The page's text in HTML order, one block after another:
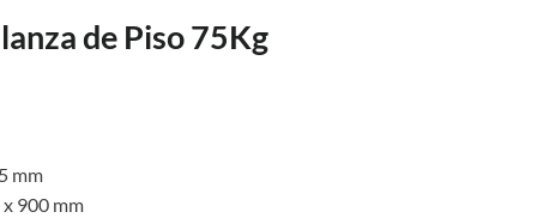
de Piso 75Kg
mm
x 900 mm